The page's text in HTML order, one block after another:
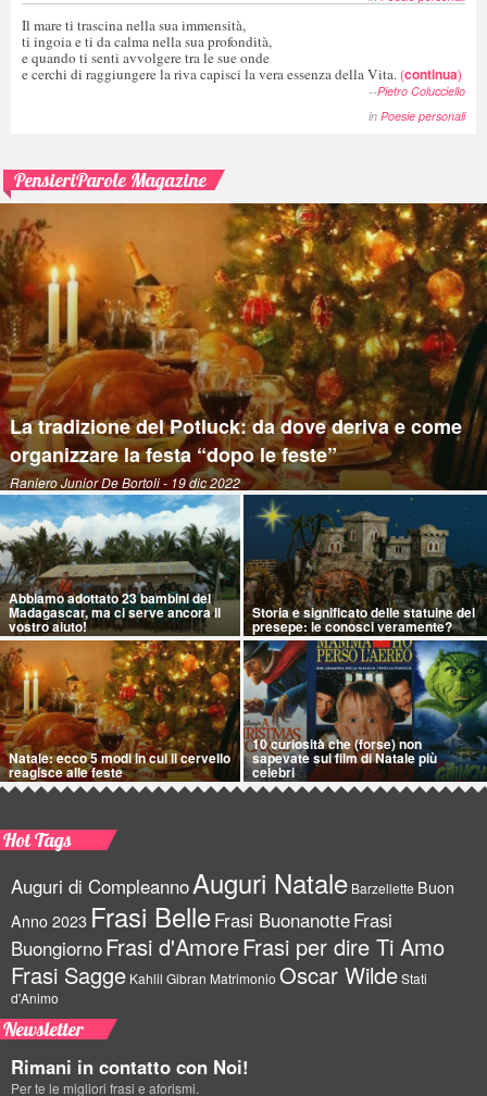
Il mare ti trascina nella sua immensità,
ti ingoia e ti da calma nella sua profondità,
e quando ti senti avvolgere tra le sue onde
e cerchi di raggiungere la riva capisci la vera essenza della Vita. (continua)
--Pietro Colucciello
in Poesie personali
PensieriParole Magazine
La tradizione del Potluck: da dove deriva e come
organizzare la festa “dopo le feste”
Raniero Junior De Bortoli- 19 dic 2022
Abbiamo adottato 23 bambini del
Madagascar, ma ci serve ancora il
vostro aiuto!
Storia e significato delle statuine del
presepe: le conosci veramente?
Natale: ecco 5 modi in cui il cervello
reagisce alle feste
10 curiosità che (forse) non
sapevate sui film di Natale più
celebri
Hot Tags
Auguri di CompleannoAuguri Natale Barzellette Buon
Anno 2023 Frasi BelleFrasi BuonanotteFrasi
BuongiornoFrasi d'AmoreFrasi per dire Ti Amo
Frasi Sagge Kahlil Gibran Matrimonio Oscar WildeStati
d'Animo
Newsletter
Rimani in contatto con Noi!
Per te le migliori frasi e aforismi.